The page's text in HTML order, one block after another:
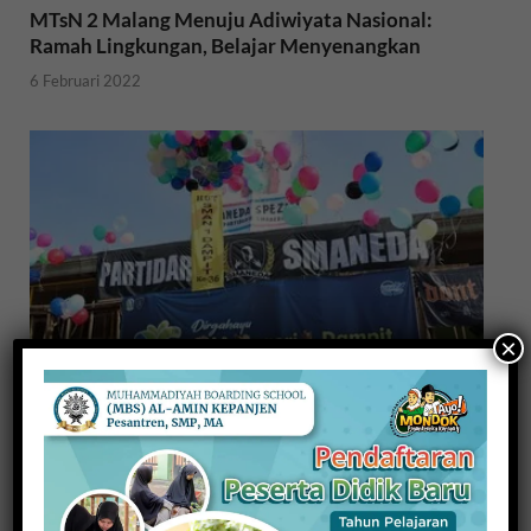
MTsN 2 Malang Menuju Adiwiyata Nasional:
Ramah Lingkungan, Belajar Menyenangkan
6 Februari 2022
36 Tahun Hari Jadi, SMAN 1 Dampit Teguhkan
Spirit Prestasi
23 November 2021
×